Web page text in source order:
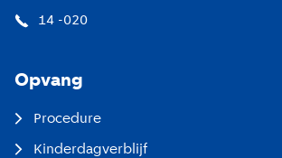
14 -020
Opvang
Procedure
Kinderdagverblijf